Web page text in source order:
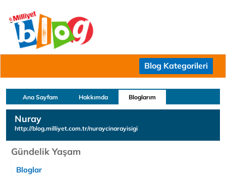
Blog Kategorileri
Ana Sayfam Hakkımda Bloglarım
Nuray
http://blog.milliyet.com.tr/nuraycinarayisigi
Gündelik Yaşam
Bloglar